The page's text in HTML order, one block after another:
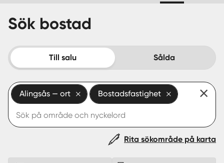
Sälja
Köpa
Start
Logga in
Sök bostad
Till salu Sålda
Alingsås — ort Bostadsfastighet
Rita sökområde på karta